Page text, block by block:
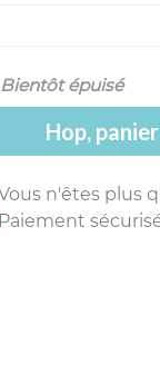
Bientôt épuisé
Hop,
n'êtes plus
Paiement